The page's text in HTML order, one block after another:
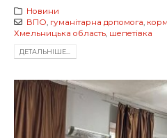
Новини
ВПО гуманітарна допомога корм
Хмельницька область шепетівка
ДЕТАЛЬНIШЕ...